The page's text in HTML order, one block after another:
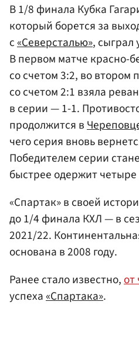
В 1/8 финала Кубка
который борется за
с«Северсталью», сыграл
В первом матче красно-
со счетом 3:2, во втором
со счетом 2:1 взяла
в серии — 1-1.
продолжится в
чего серия вновь
Победителем серии
быстрее одержит
«Спартак» в своей
до 1/4 финала КХЛ — в
2021/22.
основана в 2008 году.
Ранее стало известно,от
успеха«Спартака».